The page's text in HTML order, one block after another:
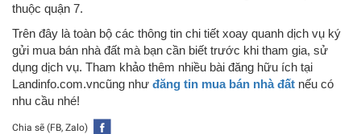
thuộc quận 7.
Trên đây là toàn bộ các thông tin chi tiết xoay quanh dịch vụ ký
gửi mua bán nhà đất mà bạn cần biết trước khi tham gia, sử
dụng dịch vụ. Tham khảo thêm nhiều bài đăng hữu ích tại
Landinfo.com.vncũng như đăng tin mua bán nhà đất nếu có
nhu cầu nhé!
Chia sẽ (FB, Zalo)